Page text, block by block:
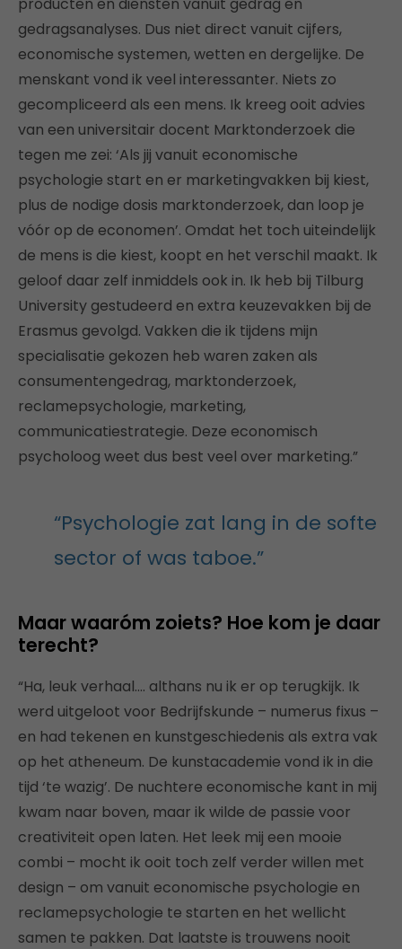
gedragsanalyses. Dus niet direct vanuit cijfers,
economische systemen, wetten en dergelijke. De
menskant vond ik veel interessanter. Niets zo
gecompliceerd als een mens. Ik kreeg ooit advies
van een universitair docent Marktonderzoek die
tegen me zei: ‘Als jij vanuit economische
psychologie start en er marketingvakken bij kiest,
plus de nodige dosis marktonderzoek, dan loop je
vóór op de economen’. Omdat het toch uiteindelijk
de mens is die kiest, koopt en het verschil maakt. Ik
geloof daar zelf inmiddels ook in. Ik heb bij Tilburg
University gestudeerd en extra keuzevakken bij de
Erasmus gevolgd. Vakken die ik tijdens mijn
specialisatie gekozen heb waren zaken als
consumentengedrag, marktonderzoek,
reclamepsychologie, marketing,
communicatiestrategie. Deze economisch
psycholoog weet dus best veel over marketing.”
“Psychologie zat lang in de softe
sector of was taboe.”
Maar waaróm zoiets? Hoe kom je daar
terecht?
“Ha, leuk verhaal…. althans nu ik er op terugkijk. Ik
werd uitgeloot voor Bedrijfskunde – numerus fixus –
en had tekenen en kunstgeschiedenis als extra vak
op het atheneum. De kunstacademie vond ik in die
tijd ‘te wazig’. De nuchtere economische kant in mij
kwam naar boven, maar ik wilde de passie voor
creativiteit open laten. Het leek mij een mooie
combi – mocht ik ooit toch zelf verder willen met
design – om vanuit economische psychologie en
reclamepsychologie te starten en het wellicht
samen te pakken. Dat laatste is trouwens nooit